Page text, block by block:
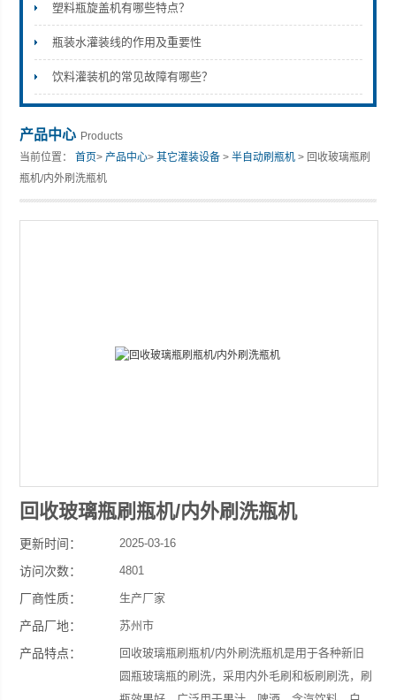
张家港市裕丰饮料机械有限公司
塑料瓶旋盖机有哪些特点？
瓶装水灌装线的作用及重要性
饮料灌装机的常见故障有哪些？
产品中心 Products
当前位置：首页>产品中心>其它灌装设备 >半自动刷瓶机 > 回收玻璃瓶刷
瓶机/内外刷洗瓶机
回收玻璃瓶刷瓶机/内外刷洗瓶机
更新时间： 2025-03-16
访问次数： 4801
厂商性质： 生产厂家
产品厂地： 苏州市
产品特点：
回收玻璃瓶刷瓶机/内外刷洗瓶机是用于各种新旧
圆瓶玻璃瓶的刷洗，采用内外毛刷和板刷刷洗，刷